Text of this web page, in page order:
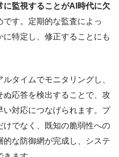
に監視することがAI時代に欠
です。定期的な監査によっ
特定し、修正することにも
タイムでモニタリングし、
応答を検出することで、攻
対応につなげられます。プ
けでなく、既知の脆弱性への
な防御網が完成し、システ